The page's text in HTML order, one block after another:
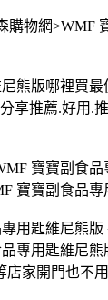
購物網>WMF
熊版哪裡買最
享推薦.好用.
寶寶副食品
寶寶副食品專
用匙維尼熊
專用匙維尼熊
店家開門也不